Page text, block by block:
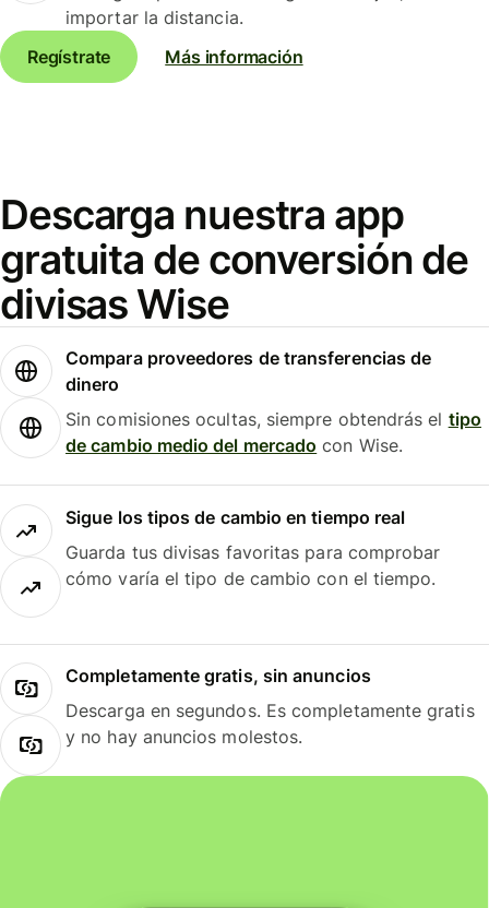
importar la distancia.
Regístrate
Más información
Descarga nuestra app
gratuita de conversión de
divisas Wise
Compara proveedores de transferencias de
dinero
Sin comisiones ocultas, siempre obtendrás el tipo
de cambio medio del mercado con Wise.
Sigue los tipos de cambio en tiempo real
Guarda tus divisas favoritas para comprobar
cómo varía el tipo de cambio con el tiempo.
Completamente gratis, sin anuncios
Descarga en segundos. Es completamente gratis
y no hay anuncios molestos.